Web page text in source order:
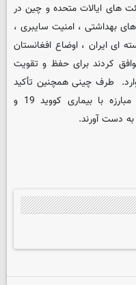
های ایالات متحده و چین در
بهداشتی ، امنیت سایبری ،
ای ایران ، اوضاع افغانستان
کردند برای حفظ و تقویت
طرف چینی همچنین تأکید
کرد که پکن و واشنگتن می توانند در مبارزه با بیماری کووید 19 و
به دست آورند.